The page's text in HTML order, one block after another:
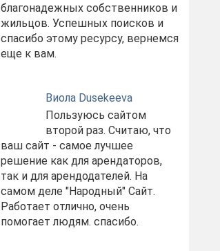
благонадежных собственников и
жильцов. Успешных поисков и
спасибо этому ресурсу, вернемся
еще к вам.
Виола Dusekeeva
Пользуюсь сайтом
второй раз. Считаю, что
ваш сайт - самое лучшее
решение как для арендаторов,
так и для арендодателей. На
самом деле "Народный" Сайт.
Работает отлично, очень
помогает людям. спасибо.